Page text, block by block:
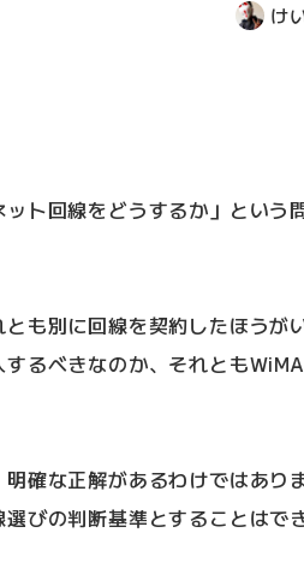
け
ト回線をどうするか」という
も別に回線を契約したほうが
るべきなのか、それとも
確な正解があるわけではあり
びの判断基準とすることはで